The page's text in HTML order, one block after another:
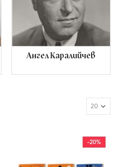
Ангел Каралийчев
-20%